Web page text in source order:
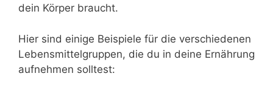
dein Körper braucht.
Hier sind einige Beispiele für die verschiedenen
Lebensmittelgruppen, die du in deine Ernährung
aufnehmen solltest: